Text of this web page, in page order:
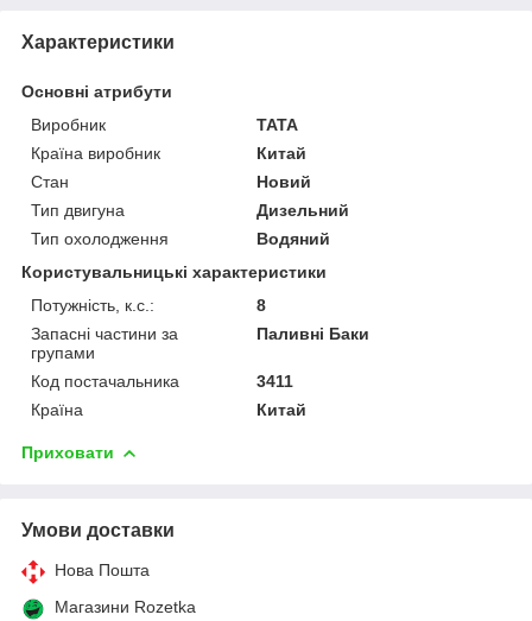
Характеристики
Основні атрибути
Виробник
TATA
Країна виробник
Китай
Стан
Новий
Тип двигуна
Дизельний
Тип охолодження
Водяний
Користувальницькі характеристики
Потужність, к.с.:
8
Запасні частини за
групами
Паливні Баки
Код постачальника
3411
Країна
Китай
Приховати
Умови доставки
Нова Пошта
Магазини Rozetka